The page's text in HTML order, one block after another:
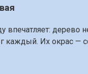
впечатляет:
каждый. Их окрас —